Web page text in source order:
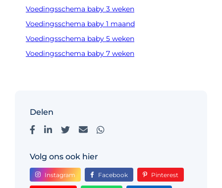
Voedingsschema baby 3 weken
Voedingsschema baby 1 maand
Voedingsschema baby 5 weken
Voedingsschema baby 7 weken
Delen
Volg ons ook hier
Instagram Facebook Pinterest